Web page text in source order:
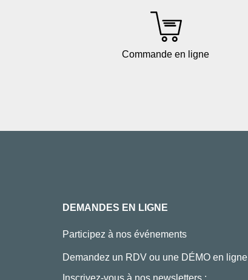
Commande en ligne
DEMANDES EN LIGNE
Participez à nos événements
Demandez un RDV ou une DÉMO en ligne
Inscrivez-vous à nos newsletters :